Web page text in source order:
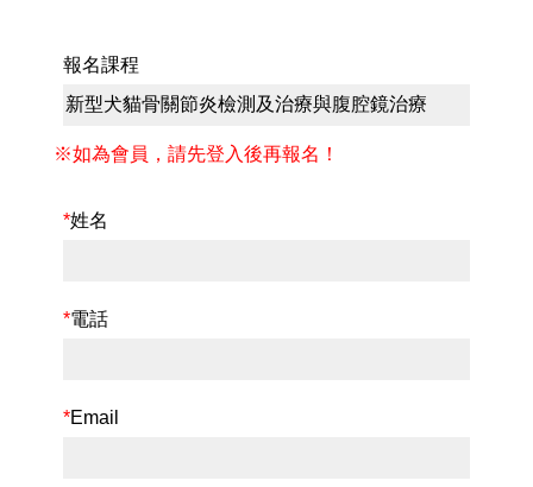
報名課程
※如為會員，請先登入後再報名！
*姓名
*電話
*Email